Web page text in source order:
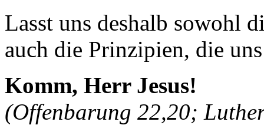
Lasst uns deshalb sowohl
auch die Prinzipien, die
Komm, Herr Jesus!
(Offenbarung 22,20;